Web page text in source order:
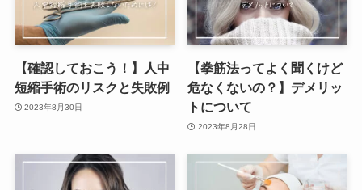
【確認しておこう！】人中
短縮手術のリスクと失敗例
2023年8月30日
【拳筋法ってよく聞くけど
危なくないの？】デメリッ
トについて
2023年8月28日